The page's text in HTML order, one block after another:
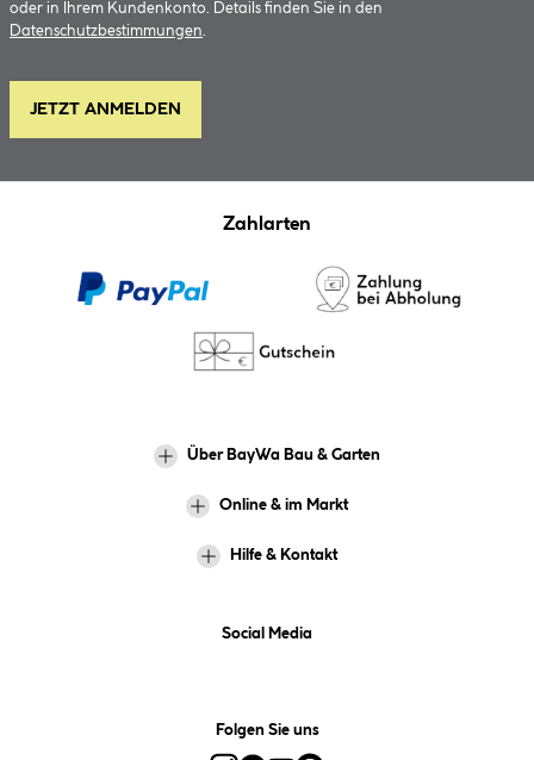
oder in Ihrem Kundenkonto. Details finden Sie in den
Datenschutzbestimmungen.
JETZT ANMELDEN
Zahlarten
Über BayWa Bau & Garten
Online & im Markt
Hilfe & Kontakt
Social Media
Folgen Sie uns